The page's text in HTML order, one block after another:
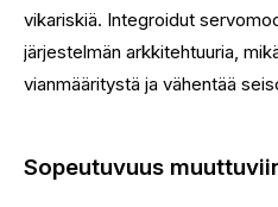
vikariskiä. Integroidut
järjestelmän arkkitehtuuria,
vianmääritystä ja vähentää
Sopeutuvuus